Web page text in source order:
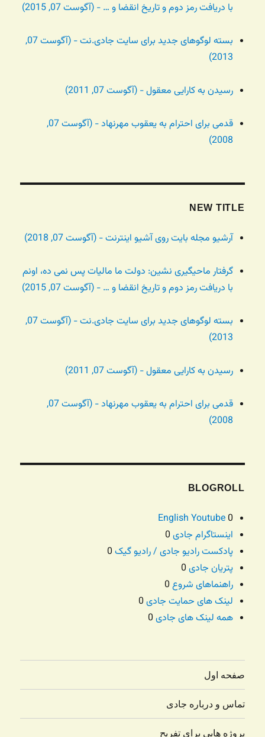
با دریافت رمز دوم و تاریخ انقضا و … - (آگوست 07, 2015)
بسته لوگوهای جدید برای سایت جادی.نت - (آگوست 07,
2013)
رسیدن به کارایی معقول - (آگوست 07, 2011)
قدمی برای احترام به یعقوب مهرنهاد - (آگوست 07,
2008)
NEW TITLE
آرشیو مجله بایت روی آشیو اینترنت - (آگوست 07, 2018)
گرفتار ماحیگیری نشین: دولت ما مالیات پس نمی ده، اونم
با دریافت رمز دوم و تاریخ انقضا و … - (آگوست 07, 2015)
بسته لوگوهای جدید برای سایت جادی.نت - (آگوست 07,
2013)
رسیدن به کارایی معقول - (آگوست 07, 2011)
قدمی برای احترام به یعقوب مهرنهاد - (آگوست 07,
2008)
BLOGROLL
English Youtube0
اینستاگرام جادی
پادکست رادیو جادی / رادیو گیک
پتریان جادی
راهنماهای شروع
لینک های حمایت جادی
همه لینک های جادی
صفحه اول
تماس و درباره جادی
پروژه هایی برای تفریح